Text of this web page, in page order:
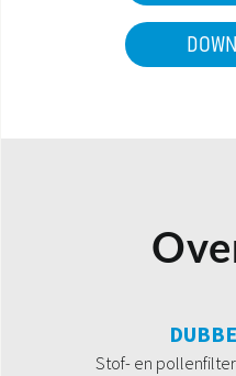
Stof- en